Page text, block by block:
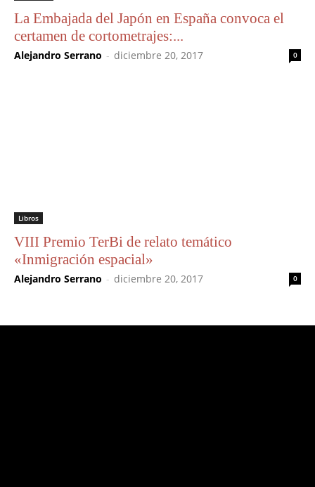
La Embajada del Japón en España convoca el
certamen de cortometrajes:...
Alejandro Serrano - diciembre 20, 2017 0
Libros
VIII Premio TerBi de relato temático
«Inmigración espacial»
Alejandro Serrano - diciembre 20, 2017 0